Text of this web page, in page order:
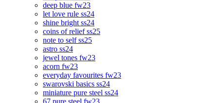
deep blue fw23
let love rule ss24
shine bright ss24
coins of relief ss25
note to self ss25
astro ss24
jewel tones fw23
acorn fw23
everyday favourites fw23
swarovski basics ss24
miniature pure steel ss24
67 pure steel fw23